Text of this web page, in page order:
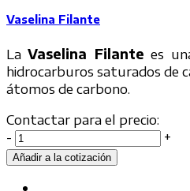
Vaselina Filante
LaVaselina Filante es
hidrocarburos saturados de
átomos de carbono.
Contactar para el precio:
-
+